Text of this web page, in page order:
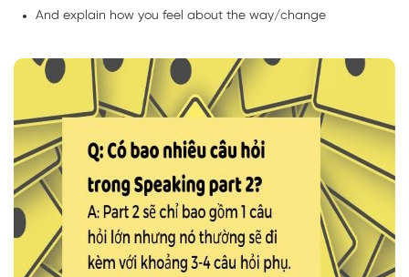
And explain how you feel about the way/change